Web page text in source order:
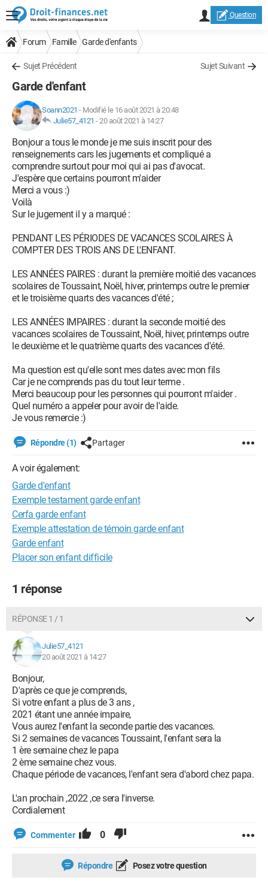
Question
Forum Famille Garde d'enfants
Sujet Précédent Sujet Suivant
Garde d'enfant
Soann2021 - Modifié le 16 août 2021 à 20:48
Julie57_4121 -20 août 2021 à 14:27
Bonjour a tous le monde je me suis inscrit pour des
renseignements cars les jugements et compliqué a
comprendre surtout pour moi qui ai pas d'avocat.
J'espère que certains pourront m'aider
Merci a vous :)
Voilà
Sur le jugement il y a marqué :
PENDANT LES PÉRIODES DE VACANCES SCOLAIRES À
COMPTER DES TROIS ANS DE L'ENFANT.
LES ANNÉES PAIRES : durant la première moitié des vacances
scolaires de Toussaint, Noël, hiver, printemps outre le premier
et le troisième quarts des vacances d'été ;
LES ANNÉES IMPAIRES : durant la seconde moitié des
vacances scolaires de Toussaint, Noël, hiver, printemps outre
le deuxième et le quatrième quarts des vacances d'été.
Ma question est qu'elle sont mes dates avec mon fils
Car je ne comprends pas du tout leur terme .
Merci beaucoup pour les personnes qui pourront m'aider .
Quel numéro a appeler pour avoir de l'aide.
Je vous remercie :)
Répondre (1) Partager
A voir également:
Garde d'enfant
Exemple testament garde enfant
Cerfa garde enfant
Exemple attestation de témoin garde enfant
Garde enfant
Placer son enfant difficile
1 réponse
RÉPONSE 1 / 1
Julie57_4121
20 août 2021 à 14:27
Bonjour,
D'après ce que je comprends,
Si votre enfant a plus de 3 ans ,
2021 étant une année impaire,
Vous aurez l'enfant la seconde partie des vacances.
Si 2 semaines de vacances Toussaint, l'enfant sera la
1 ère semaine chez le papa
2 ème semaine chez vous.
Chaque période de vacances, l'enfant sera d'abord chez papa.
L'an prochain ,2022 ,ce sera l'inverse.
Cordialement
Commenter 0
Répondre Posez votre question